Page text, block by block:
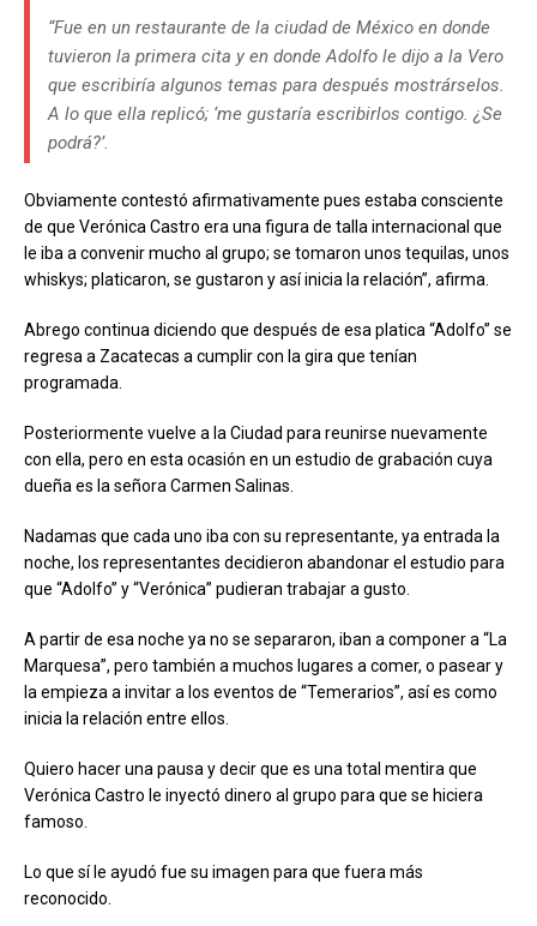
“Fue en un restaurante de la ciudad de México en donde
tuvieron la primera cita y en donde Adolfo le dijo a la Vero
que escribiría algunos temas para después mostrárselos.
A lo que ella replicó; ‘me gustaría escribirlos contigo. ¿Se
podrá?’.
Obviamente contestó afirmativamente pues estaba consciente
de que Verónica Castro era una figura de talla internacional que
le iba a convenir mucho al grupo; se tomaron unos tequilas, unos
whiskys; platicaron, se gustaron y así inicia la relación”, afirma.
Abrego continua diciendo que después de esa platica “Adolfo” se
regresa a Zacatecas a cumplir con la gira que tenían
programada.
Posteriormente vuelve a la Ciudad para reunirse nuevamente
con ella, pero en esta ocasión en un estudio de grabación cuya
dueña es la señora Carmen Salinas.
Nadamas que cada uno iba con su representante, ya entrada la
noche, los representantes decidieron abandonar el estudio para
que “Adolfo” y “Verónica” pudieran trabajar a gusto.
A partir de esa noche ya no se separaron, iban a componer a “La
Marquesa”, pero también a muchos lugares a comer, o pasear y
la empieza a invitar a los eventos de “Temerarios”, así es como
inicia la relación entre ellos.
Quiero hacer una pausa y decir que es una total mentira que
Verónica Castro le inyectó dinero al grupo para que se hiciera
famoso.
Lo que sí le ayudó fue su imagen para que fuera más
reconocido.